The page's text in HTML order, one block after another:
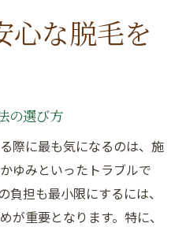
心な脱毛を
の選び方
際に最も気になるのは、施
ゆみといったトラブルで
負担も最小限にするには、
が重要となります。特に、